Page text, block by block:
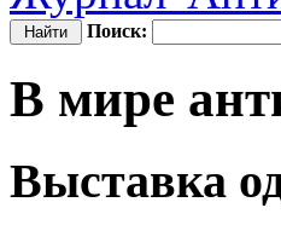
Поиск:
В мире
Выставка